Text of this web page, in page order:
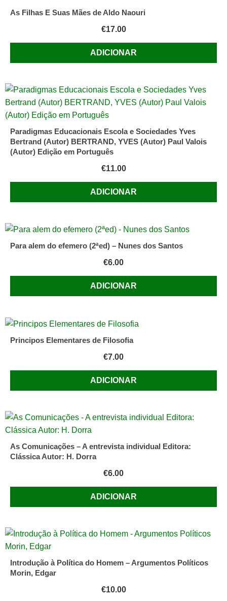
As Filhas E Suas Mães de Aldo Naouri
€17.00
ADICIONAR
Paradigmas Educacionais Escola e Sociedades Yves
Bertrand (Autor) BERTRAND, YVES (Autor) Paul Valois
(Autor) Edição em Português
€11.00
ADICIONAR
Para alem do efemero (2ªed) – Nunes dos Santos
€6.00
ADICIONAR
Principos Elementares de Filosofia
€7.00
ADICIONAR
As Comunicações – A entrevista individual Editora:
Clássica Autor: H. Dorra
€6.00
ADICIONAR
Introdução à Política do Homem – Argumentos Políticos
Morin, Edgar
€10.00